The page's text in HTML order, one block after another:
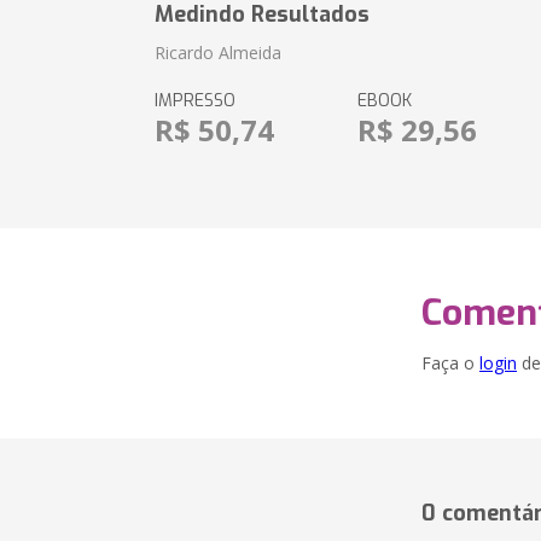
Medindo Resultados
Ricardo Almeida
IMPRESSO
R$ 50,74
EBOOK
R$ 29,56
Faça o login
0